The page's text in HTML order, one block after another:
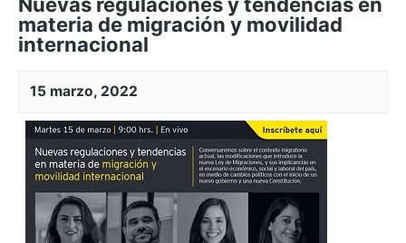
materia de migración y movilidad
internacional
15 marzo, 2022